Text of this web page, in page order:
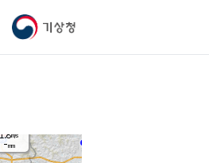
기상청
1.8m/s
-mm